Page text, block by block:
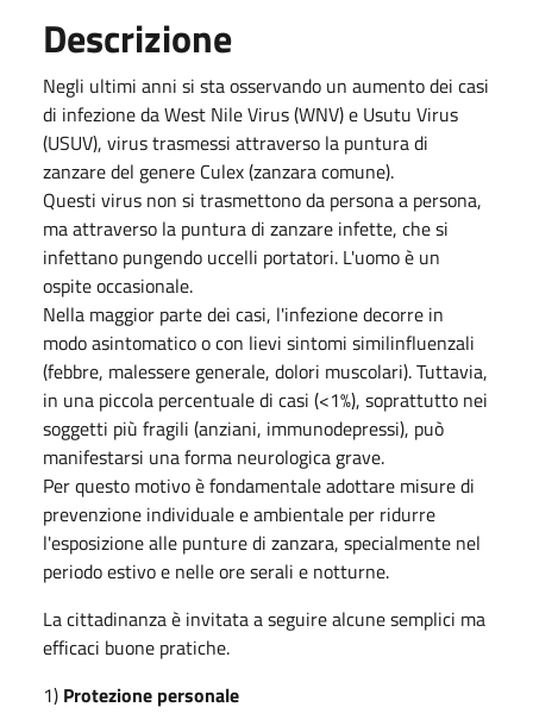
Descrizione
Negli ultimi anni si sta osservando un aumento dei casi
di infezione da West Nile Virus (WNV) e Usutu Virus
(USUV), virus trasmessi attraverso la puntura di
zanzare del genere Culex (zanzara comune).
Questi virus non si trasmettono da persona a persona,
ma attraverso la puntura di zanzare infette, che si
infettano pungendo uccelli portatori. L'uomo è un
ospite occasionale.
Nella maggior parte dei casi, l'infezione decorre in
modo asintomatico o con lievi sintomi similinfluenzali
(febbre, malessere generale, dolori muscolari). Tuttavia,
in una piccola percentuale di casi (<1%), soprattutto nei
soggetti più fragili (anziani, immunodepressi), può
manifestarsi una forma neurologica grave.
Per questo motivo è fondamentale adottare misure di
prevenzione individuale e ambientale per ridurre
l'esposizione alle punture di zanzara, specialmente nel
periodo estivo e nelle ore serali e notturne.
La cittadinanza è invitata a seguire alcune semplici ma
efficaci buone pratiche.
1) Protezione personale